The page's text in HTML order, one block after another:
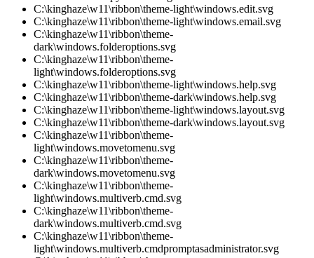
C:\kinghaze\w11\ribbon\theme-light\windows.edit.svg
C:\kinghaze\w11\ribbon\theme-light\windows.email.svg
C:\kinghaze\w11\ribbon\theme-
dark\windows.folderoptions.svg
C:\kinghaze\w11\ribbon\theme-
light\windows.folderoptions.svg
C:\kinghaze\w11\ribbon\theme-light\windows.help.svg
C:\kinghaze\w11\ribbon\theme-dark\windows.help.svg
C:\kinghaze\w11\ribbon\theme-light\windows.layout.svg
C:\kinghaze\w11\ribbon\theme-dark\windows.layout.svg
C:\kinghaze\w11\ribbon\theme-
light\windows.movetomenu.svg
C:\kinghaze\w11\ribbon\theme-
dark\windows.movetomenu.svg
C:\kinghaze\w11\ribbon\theme-
light\windows.multiverb.cmd.svg
C:\kinghaze\w11\ribbon\theme-
dark\windows.multiverb.cmd.svg
C:\kinghaze\w11\ribbon\theme-
light\windows.multiverb.cmdpromptasadministrator.svg